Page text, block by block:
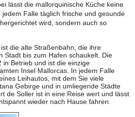
lässt die mallorquinische Küche keine
Falle täglich frische und gesunde
wird, sondern auch so
die alte Straßenbahn, die ihre
Stadt bis zum Hafen schaukelt. Die
Betrieb und ist die einzige
Insel Mallorcas. In jedem Falle
Leihautos, mit dem Sie viele
Gebirge und in umliegende Städte
de Soller ist in eine Reise wert und lässt
wieder nach Hause fahren.